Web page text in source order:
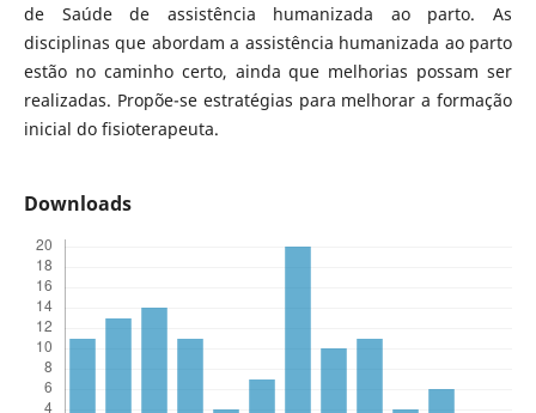
de Saúde de assistência humanizada ao parto. As
disciplinas que abordam a assistência humanizada ao parto
estão no caminho certo, ainda que melhorias possam ser
realizadas. Propõe-se estratégias para melhorar a formação
inicial do fisioterapeuta.
Downloads